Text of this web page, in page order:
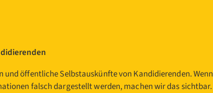
öffentliche Selbstauskünfte von Kandidierenden. Wenn
falsch dargestellt werden, machen wir das sichtbar.